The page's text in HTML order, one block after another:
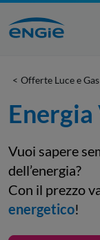
Offerte Luce e Gas
Vuoi sapere
dell’energia?
Con il prezzo
energetico!